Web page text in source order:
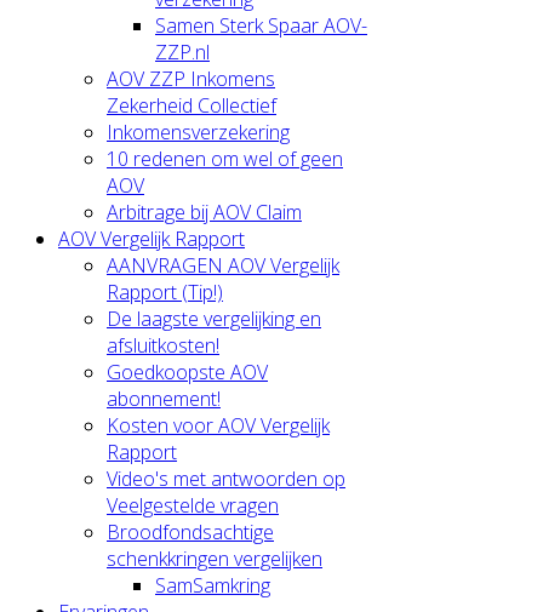
Samen Sterk Spaar AOV-
ZZP.nl
AOV ZZP Inkomens
Zekerheid Collectief
Inkomensverzekering
10 redenen om wel of geen
AOV
Arbitrage bij AOV Claim
AOV Vergelijk Rapport
AANVRAGEN AOV Vergelijk
Rapport (Tip!)
De laagste vergelijking en
afsluitkosten!
Goedkoopste AOV
abonnement!
Kosten voor AOV Vergelijk
Rapport
Video's met antwoorden op
Veelgestelde vragen
Broodfondsachtige
schenkkringen vergelijken
SamSamkring